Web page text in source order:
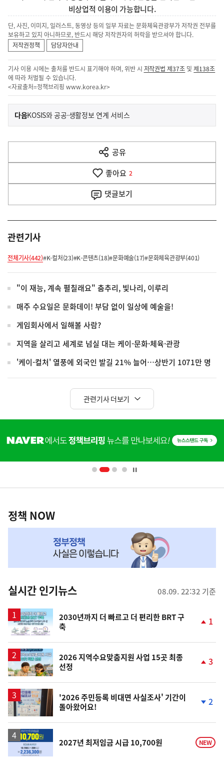
비상업적 이용이 가능합니다.
단, 사진, 이미지, 일러스트, 동영상 등의 일부 자료는 문화체육관광부가 저작권 전부를
보유하고 있지 아니하므로, 반드시 해당 저작권자의 허락을 받으셔야 합니다.
저작권정책
담당자안내
기사 이용 시에는 출처를 반드시 표기해야 하며, 위반 시 저작권법 제37조 및제138조
에 따라 처벌될 수 있습니다.
<자료출처=정책브리핑 www.korea.kr>
이
전
다
음
다음기
사
KOSIS와 공공·생활정보 연계 서비스
공유
열
기
좋아요 2
댓글보기
관련기사
전체기사(442)#K-컬처(23)#K-콘텐츠(18)#문화예술(17)#문화체육관광부(401)
"이 재능, 계속 펼칠래요" 춤추리, 빛나리, 이루리
매주 수요일은 문화데이! 부담 없이 일상에 예술을!
게임회사에서 일해볼 사람?
지역을 살리고 세계로 넘실 대는 케이-문화·체육·관광
'케이-컬처' 열풍에 외국인 발길 21% 늘어…상반기 1071만 명
관련기사 더보기
단
영
책
NOW,
뉴
스
정책 NOW
실시간 인기뉴스 08.09. 22:32 기준
2030년까지 더 빠르고 더 편리한 BRT 구
축
1
2026 지역수요맞춤지원 사업 15곳 최종
선정
3
'2026 주민등록 비대면 사실조사' 기간이
돌아왔어요!
락
2
2027년 최저임금 시급 10,700원 NEW